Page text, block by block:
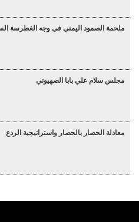
ملحمة الصمود اليمني في وجه الغطرسة
مجلس سلام علي بابا الصهيوني
معادلة الحصار بالحصار واستراتيجية الردع